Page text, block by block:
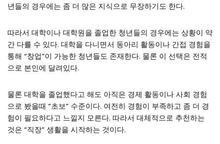
년들의 경우에는 좀 더 많은 지식으로 무장하기도 한다.
따라서 대학이나 대학원을 졸업한 청년들의 경우에는 상황이 약
간 다를 수 있다. 대학을 다니면서 동아리 활동이나 간접 경험을
통해 “창업”이 가능한 청년들도 존재한다. 물론 이 선택은 전적
으로 본인에 달려있다.
물론 대학을 졸업했다고 해도 아직은 경제 활동이나 사회 경험
으로 봤을때 “초보” 수준이다. 여전히 경험이 부족하고 좀 더 경
험이 필요하다고 느낄지 모른다. 따라서 대체적으로 추천하는
것은 “직장” 생활을 시작하는 것이다.